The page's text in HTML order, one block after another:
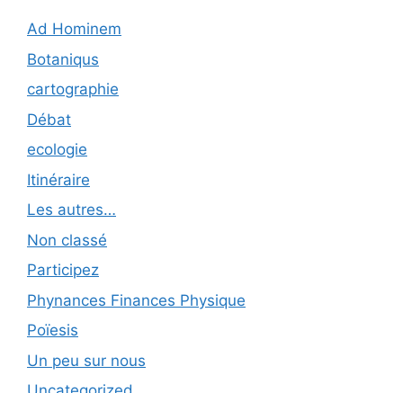
Ad Hominem
Botaniqus
cartographie
Débat
ecologie
Itinéraire
Les autres…
Non classé
Participez
Phynances Finances Physique
Poïesis
Un peu sur nous